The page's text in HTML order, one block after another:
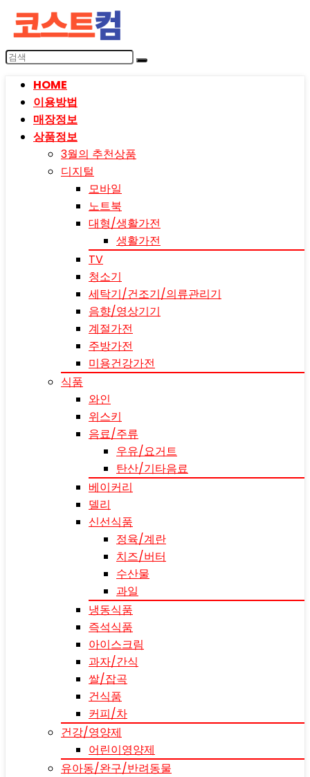
HOME
이용방법
매장정보
상품정보
3월의 추천상품
디지털
모바일
노트북
대형/생활가전
생활가전
TV
청소기
세탁기/건조기/의류관리기
음향/영상기기
계절가전
주방가전
미용건강가전
식품
와인
위스키
음료/주류
우유/요거트
탄산/기타음료
베이커리
델리
신선식품
정육/계란
치즈/버터
수산물
과일
냉동식품
즉석식품
아이스크림
과자/간식
쌀/잡곡
건식품
커피/차
건강/영양제
어린이영양제
유아동/완구/반려동물